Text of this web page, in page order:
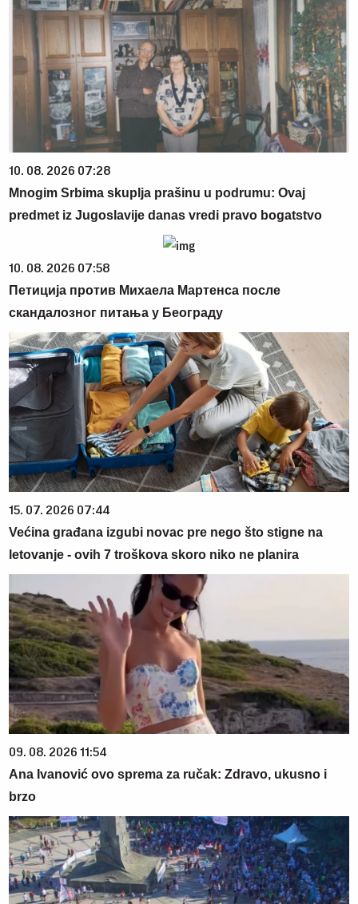
10. 08. 2026 07:28
Mnogim Srbima skuplja prašinu u podrumu: Ovaj
predmet iz Jugoslavije danas vredi pravo bogatstvo
10. 08. 2026 07:58
Петиција против Михаела Мартенса после
скандалозног питања у Београду
15. 07. 2026 07:44
Većina građana izgubi novac pre nego što stigne na
letovanje - ovih 7 troškova skoro niko ne planira
09. 08. 2026 11:54
Ana Ivanović ovo sprema za ručak: Zdravo, ukusno i
brzo